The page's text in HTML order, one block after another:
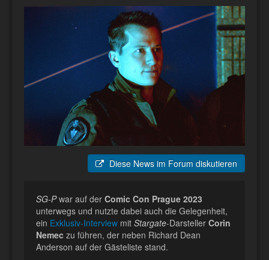
Diese News im Forum diskutieren
SG-Pwar auf der Comic Con Prague 2023
unterwegs und nutzte dabei auch die Gelegenheit,
ein Exklusiv-Interview mit Stargate-Darsteller Corin
Nemec zu führen, der neben Richard Dean
Anderson auf der Gästeliste stand.